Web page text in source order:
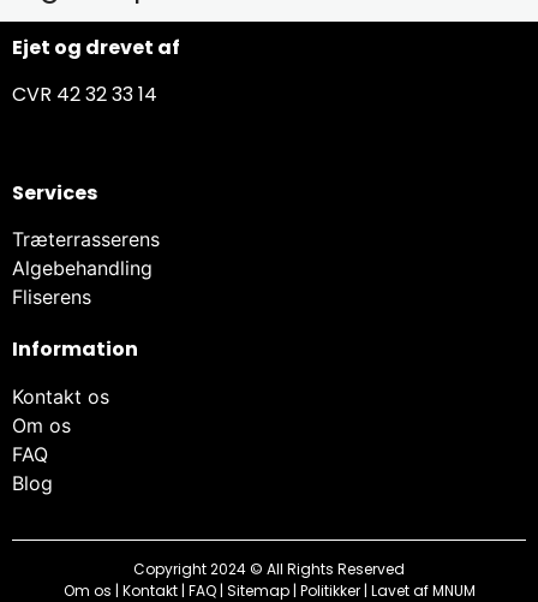
Ejet og drevet af
CVR 42 32 33 14
Services
Træterrasserens
Algebehandling
Fliserens
Information
Kontakt os
Om os
FAQ
Blog
Copyright 2024 © All Rights Reserved
Om os | Kontakt| FAQ| Sitemap| Politikker| Lavet afMNUM